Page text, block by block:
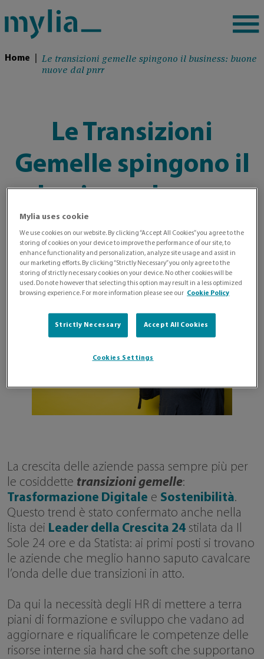
Home
Le transizioni gemelle spingono il business: buone
nuove dal pnrr
Le Transizioni
Gemelle spingono il
business: buone
nuove dal PNRR
La crescita delle aziende passa sempre più per
le cosiddette transizioni gemelle:
Trasformazione Digitale e Sostenibilità.
Questo trend è stato confermato anche nella
lista dei Leader della Crescita 24 stilata da Il
Sole 24 ore e da Statista: ai primi posti si trovano
le aziende che meglio hanno saputo cavalcare
l’onda delle due transizioni in atto.
Da qui la necessità degli HR di mettere a terra
piani di formazione e sviluppo che vadano ad
aggiornare e riqualificare le competenze delle
risorse interne sia hard che soft che supportano
Mylia uses cookie
We use cookies on our website. By clicking “Accept All Cookies” you agree to the
storing of cookies on your device to improve the performance of our site, to
enhance functionality and personalization, analyze site usage and assist in
our marketing efforts. By clicking “Strictly Necessary” you only agree to the
storing of strictly necessary cookies on your device. No other cookies will be
used. Do note however that selecting this option may result in a less optimized
browsing experience. For more information please see our Cookie Policy
Strictly Necessary Accept All Cookies
Cookies Settings